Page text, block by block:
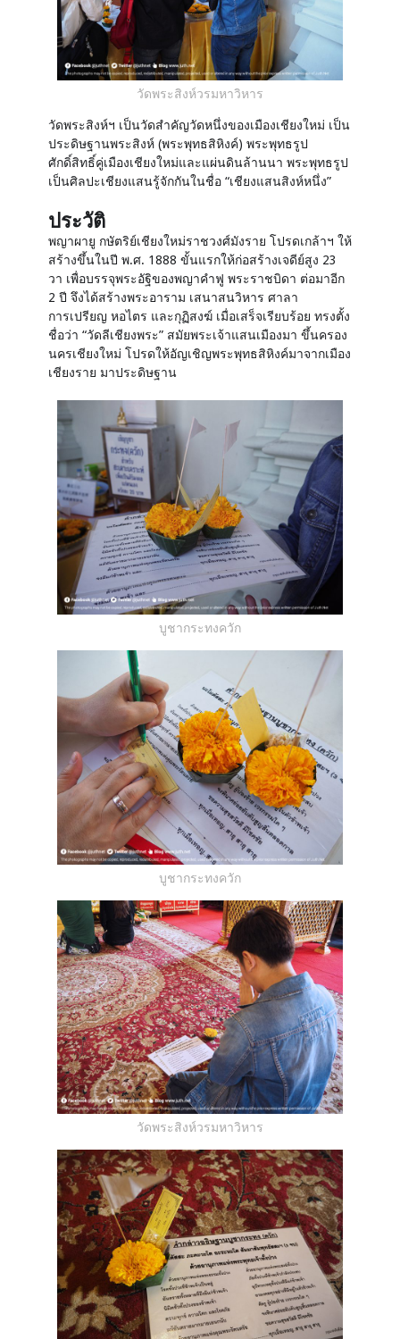
วัดพระสิงห์วรมหาวิหาร
วัดพระสิงห์ฯ เป็นวัดสำคัญวัดหนึ่งของเมืองเชียงใหม่ เป็น
ประดิษฐานพระสิงห์ (พระพุทธสิหิงค์) พระพุทธรูป
ศักดิ์สิทธิ์คู่เมืองเชียงใหม่และแผ่นดินล้านนา พระพุทธรูป
เป็นศิลปะเชียงแสนรู้จักกันในชื่อ “เชียงแสนสิงห์หนึ่ง”
ประวัติ
พญาผายู กษัตริย์เชียงใหม่ราชวงศ์มังราย โปรดเกล้าฯ ให้
สร้างขึ้นในปี พ.ศ. 1888 ขั้นแรกให้ก่อสร้างเจดีย์สูง 23
วา เพื่อบรรจุพระอัฐิของพญาคำฟู พระราชบิดา ต่อมาอีก
2 ปี จึงได้สร้างพระอาราม เสนาสนวิหาร ศาลา
การเปรียญ หอไตร และกุฏิสงฆ์ เมื่อเสร็จเรียบร้อย ทรงตั้ง
ชื่อว่า “วัดลีเชียงพระ” สมัยพระเจ้าแสนเมืองมา ขึ้นครอง
นครเชียงใหม่ โปรดให้อัญเชิญพระพุทธสิหิงค์มาจากเมือง
เชียงราย มาประดิษฐาน
บูชากระทงควัก
บูชากระทงควัก
วัดพระสิงห์วรมหาวิหาร